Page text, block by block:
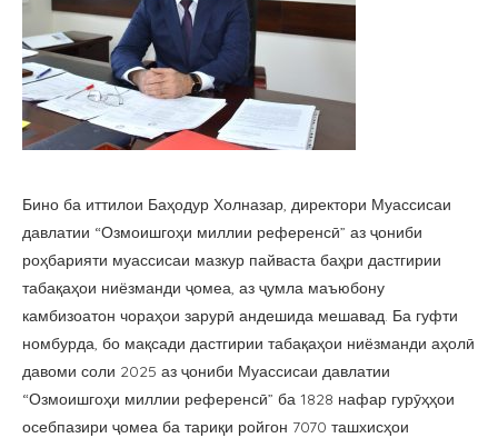
Бино ба иттилои Баҳодур Холназар, директори Муассисаи
давлатии “Озмоишгоҳи миллии референсӣ” аз ҷониби
роҳбарияти муассисаи мазкур пайваста баҳри дастгирии
табақаҳои ниёзманди ҷомеа, аз ҷумла маъюбону
камбизоатон чораҳои зарурӣ андешида мешавад. Ба гуфти
номбурда, бо мақсади дастгирии табақаҳои ниёзманди аҳолӣ
давоми соли 2025 аз ҷониби Муассисаи давлатии
“Озмоишгоҳи миллии референсӣ” ба 1828 нафар гурӯҳҳои
осебпазири ҷомеа ба тариқи ройгон 7070 ташхисҳои